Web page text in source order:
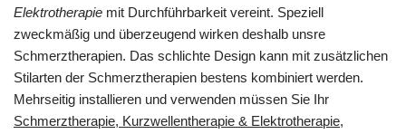
Elektrotherapie mit Durchführbarkeit vereint. Speziell
zweckmäßig und überzeugend wirken deshalb unsre
Schmerztherapien. Das schlichte Design kann mit zusätzlichen
Stilarten der Schmerztherapien bestens kombiniert werden.
Mehrseitig installieren und verwenden müssen Sie Ihr
Schmerztherapie, Kurzwellentherapie & Elektrotherapie,